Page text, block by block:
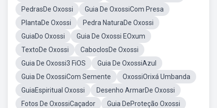
PedrasDe Oxossi
Guia De OxossiCom Presa
PlantaDe Oxossi
Pedra NaturaDe Oxossi
GuiaDo Oxossi
Guia De Oxossi EOxum
TextoDe Oxossi
CaboclosDe Oxossi
Guia De Oxossi3 FiOS
Guia De OxossiAzul
Guia De OxossiCom Semente
OxossiOrixá Umbanda
GuiaEspiritual Oxossi
Desenho ArmarDe Oxossi
Fotos De OxossiCaçador
Guia DeProteção Oxossi